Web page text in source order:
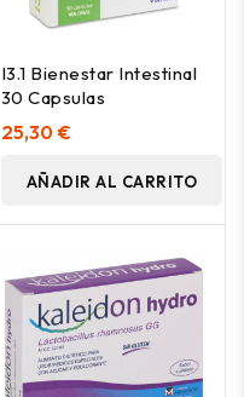
I3.1 Bienestar Intestinal
30 Capsulas
25,30 €
AÑADIR AL CARRITO